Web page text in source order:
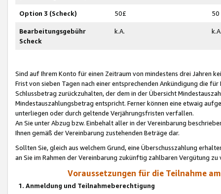
Option 3 (Scheck) 50£ 50
Bearbeitungsgebühr
Scheck
k.A.
Sind auf Ihrem Konto für einen Zeitraum von mindestens drei Jahren
Frist von sieben Tagen nach einer entsprechenden Ankündigung die
Schlussbetrag zurückzuhalten, der dem in der Übersicht
Mindestauszahlungsbetrag entspricht. Ferner können eine etwaig
unterliegen oder durch geltende Verjährungsfristen verfallen.
An Sie unter Abzug bzw. Einbehalt aller in der Vereinbarung
Ihnen gemäß der Vereinbarung zustehenden Beträge dar.
Sollten Sie, gleich aus welchem Grund, eine Überschusszahlung
an Sie im Rahmen der Vereinbarung zukünftig zahlbaren Vergütung zu
Voraussetzungen für die Teilnahme
1. Anmeldung und Teilnahmeberechtigung